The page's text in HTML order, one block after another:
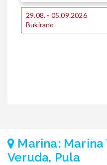
29.08. - 05.09.2026
Bukirano
Marina:
Veruda, Pula